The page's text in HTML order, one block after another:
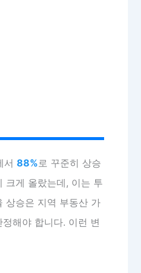
서 88% 로 꾸준히 상승
크게 올랐는데, 이는 투
상승은 지역 부동산 가
해야 합니다. 이런 변